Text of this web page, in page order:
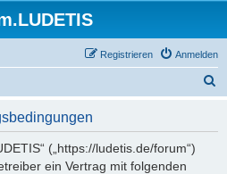
Anmelden
Registrieren
(„https://ludetis.de/forum“)
ein Vertrag mit folgenden